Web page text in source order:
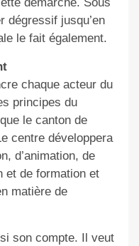
démarche. Sous
dégressif jusqu’en
le fait également.
chaque acteur du
principes du
le canton de
centre développera
d’animation, de
et de formation et
matière de
son compte. Il veut